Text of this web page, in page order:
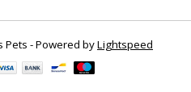
- Powered byLightspeed